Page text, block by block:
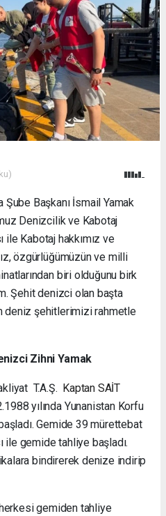
Şube Başkanı İsmail Yamak
Denizcilik ve Kabotaj
ile Kabotaj hakkımız ve
özgürlüğümüzün ve milli
biri olduğunu birk
Şehit denizci olan başta
deniz şehitlerimizi rahmetle
Zihni Yamak
T.A.Ş. Kaptan SAİT
yılında Yunanistan Korfu
Gemide 39 mürettebat
ile gemide tahliye başladı.
bindirerek denize indirip
gemiden tahliye